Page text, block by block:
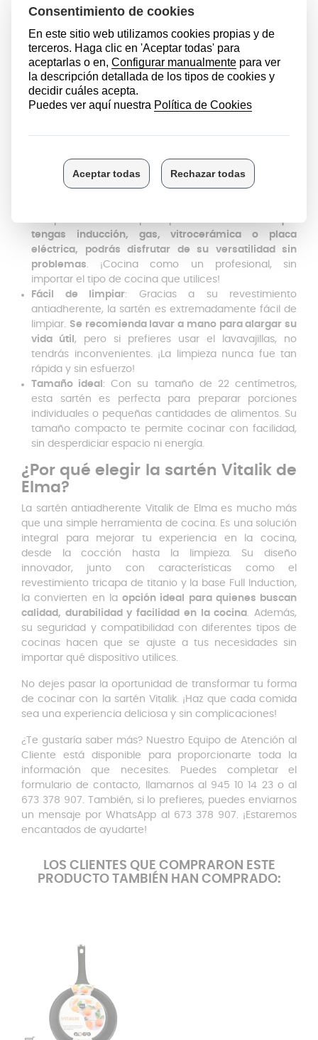
Induction, esta sartén distribuye el calor de manera
alcanzará la temperatura perfecta en un abrir y
cerrar de ojos, lo que te permitirá ahorrar tiempo y
energía. Además, aseguras que cada plato se cocine
de manera homogénea, sin puntos calientes.
Libre de PFOA, PFOS, Plomo y Cadmio: Con la sartén
segura para tu salud, sino que también incrementa
su durabilidad y resistencia al desgaste, incluso con
el uso constante.
tengas inducción, gas, vitrocerámica o placa
eléctrica, podrás disfrutar de su versatilidad sin
problemas. ¡Cocina como un profesional, sin
importar el tipo de cocina que utilices!
Fácil de limpiar: Gracias a su revestimiento
antiadherente, la sartén es extremadamente fácil de
limpiar. Se recomienda lavar a mano para alargar su
vida útil , pero si prefieres usar el lavavajillas, no
tendrás inconvenientes. ¡La limpieza nunca fue tan
rápida y sin esfuerzo!
Tamaño ideal : Con su tamaño de 22 centímetros,
esta sartén es perfecta para preparar porciones
individuales o pequeñas cantidades de alimentos. Su
tamaño compacto te permite cocinar con facilidad,
sin desperdiciar espacio ni energía.
¿Por qué elegir la sartén Vitalik de
Elma?
La sartén antiadherente Vitalik de Elma es mucho más
que una simple herramienta de cocina. Es una solución
integral para mejorar tu experiencia en la cocina,
desde la cocción hasta la limpieza. Su diseño
innovador, junto con características como el
revestimiento tricapa de titanio y la base Full Induction,
la convierten en la opción ideal para quienes buscan
calidad, durabilidad y facilidad en la cocina. Además,
su seguridad y compatibilidad con diferentes tipos de
cocinas hacen que se ajuste a tus necesidades sin
importar qué dispositivo utilices.
No dejes pasar la oportunidad de transformar tu forma
de cocinar con la sartén Vitalik. ¡Haz que cada comida
sea una experiencia deliciosa y sin complicaciones!
¿Te gustaría saber más? Nuestro Equipo de Atención al
Cliente está disponible para proporcionarte toda la
información que necesites. Puedes completar el
formulario de contacto, llamarnos al 945 10 14 23 o al
673 378 907. También, si lo prefieres, puedes enviarnos
un mensaje por WhatsApp al 673 378 907. ¡Estaremos
encantados de ayudarte!
LOS CLIENTES QUE COMPRARON ESTE
PRODUCTO TAMBIÉN HAN COMPRADO: